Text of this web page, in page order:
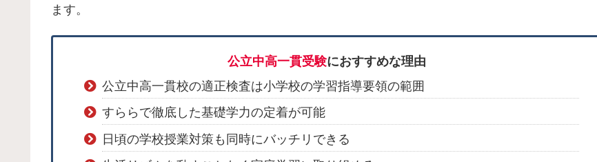
ます。
公立中高一貫受験におすすめな理由
公立中高一貫校の適正検査は小学校の学習指導要領の範囲
すららで徹底した基礎学力の定着が可能
日頃の学校授業対策も同時にバッチリできる